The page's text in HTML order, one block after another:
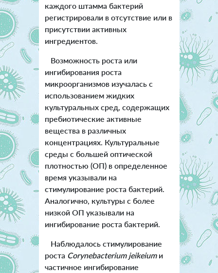
каждого штамма бактерий
регистрировали в отсутствие или в
присутствии активных
ингредиентов.
Возможность роста или
ингибирования роста
микроорганизмов изучалась с
использованием жидких
культуральных сред, содержащих
пребиотические активные
вещества в различных
концентрациях. Культуральные
среды с большей оптической
плотностью (ОП) в определенное
время указывали на
стимулирование роста бактерий.
Аналогично, культуры с более
низкой ОП указывали на
ингибирование роста бактерий.
Наблюдалось стимулирование
роста Corynebacterium jeikeiumи
частичное ингибирование